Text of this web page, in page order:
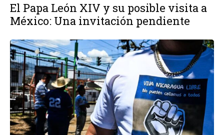
El Papa León XIV y su posible visita a
México: Una invitación pendiente